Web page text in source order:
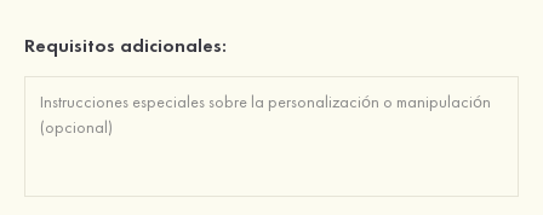
Requisitos adicionales: